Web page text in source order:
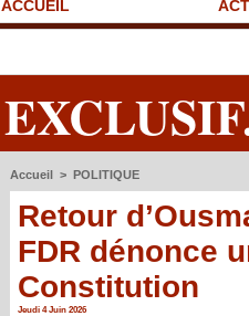
ACCUEIL
Accueil > POLITIQUE
Retour
FDR dénonce
Constitution
Jeudi 4 Juin 2026